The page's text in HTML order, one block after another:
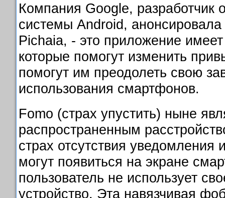
Компания Google, разработчик
системы Android,
Pichaia, - это приложение
которые помогут изменить
помогут им преодолеть свою
использования смартфонов.
Fomo (страх упустить) ныне
распространенным
страх отсутствия уведомления
могут появиться на экране
пользователь не использует
устройство. Эта навязчивая